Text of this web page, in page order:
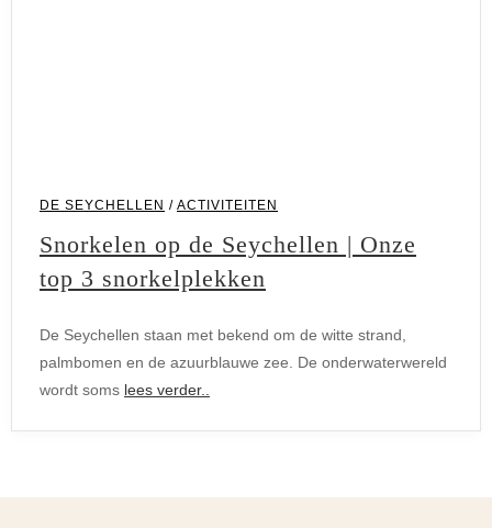
DE SEYCHELLEN / ACTIVITEITEN
Snorkelen op de Seychellen | Onze
top 3 snorkelplekken
De Seychellen staan met bekend om de witte strand,
palmbomen en de azuurblauwe zee. De onderwaterwereld
wordt soms lees verder..